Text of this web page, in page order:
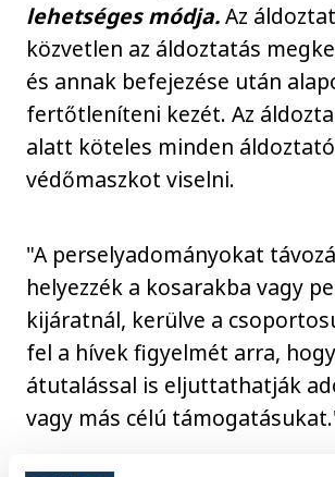
lehetséges módja.Az
közvetlen az áldoztatás
és annak befejezése után
fertőtleníteni kezét. Az
alatt köteles minden áldoztató
védőmaszkot viselni.
"A perselyadományokat
helyezzék a kosarakba vagy
kijáratnál, kerülve a
fel a hívek figyelmét arra,
átutalással is eljuttathatják
vagy más célú